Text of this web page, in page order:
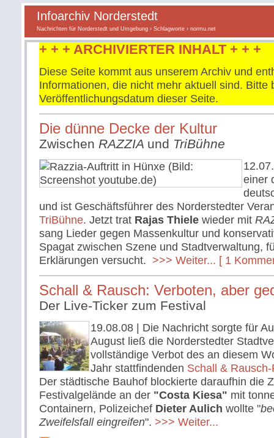
Infoarchiv Norderstedt
Nachrichten für Norderstedt und Umgebung › Schlagworte › normu.net
+ + + ARCHIVIERTER INHALT + + +
Diese Seite kommt aus unserem Archiv und
Informationen, die nicht mehr aktuell sind. Bitte
Veröffentlichungsdatum dieser Seite.
Die dünne Decke der Kultur
Zwischen RAZZIA und TriBühne
einer
und ist Geschäftsführer des Norderstedter
TriBühne. Jetzt trat Rajas Thiele wieder mit
sang Lieder gegen Massenkultur und
Spagat zwischen Szene und Stadtverwaltung,
Erklärungen versucht. >>> Weiter... [ 1
Schall & Rausch: Verboten, aber
Der Live-Ticker zum Festival
19.08.08 | Die Nachricht sorgte für
August ließ die Norderstedter
vollständige Verbot des an diesem
Jahr stattfindenden Schall &
Der städtische Bauhof blockierte daraufhin die
Festivalgelände an der "Costa Kiesa" mit
Containern, Polizeichef Dieter Aulich wollte "
Zweifelsfall eingreifen". >>> Weiter...